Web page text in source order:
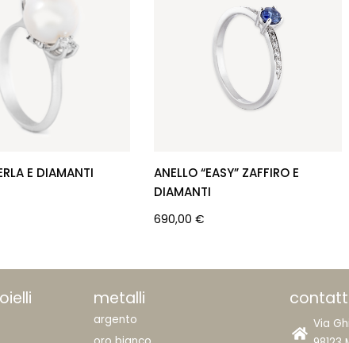
E DIAMANTI
ANELLO “EASY” ZAFFIRO E
DIAMANTI
690,00€
metalli
argento
Via